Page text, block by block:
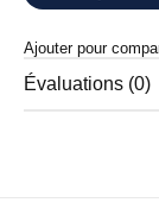
Ajouter pour
Évaluations (0)